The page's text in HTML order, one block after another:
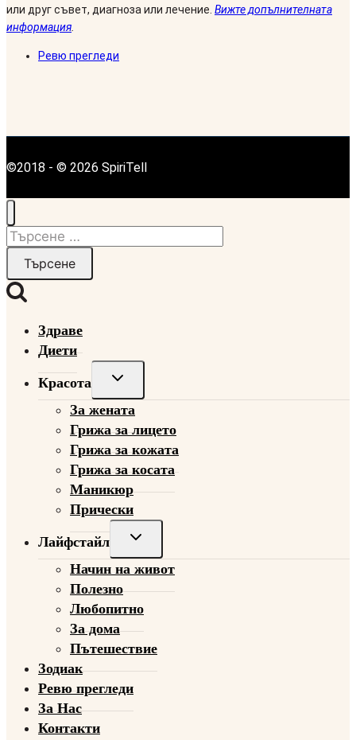
или друг съвет, диагноза или лечение. Вижте допълнителната
информация.
Ревю прегледи
©2018 - © 2026 SpiriTell
Търсене
Здраве
Диети
Красота
Toggle
menu
За жената
Грижа за лицето
Грижа за кожата
Грижа за косата
Маникюр
Прически
Лайфстайл
Toggle
menu
Начин на живот
Полезно
Любопитно
За дома
Пътешествие
Зодиак
Ревю прегледи
За Нас
Контакти